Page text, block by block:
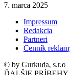
7. marca 2025
Impressum
Redakcia
Partneri
Cenník
© by Gurkuda, s.r.o
ĎALŠIE PRÍBEHY